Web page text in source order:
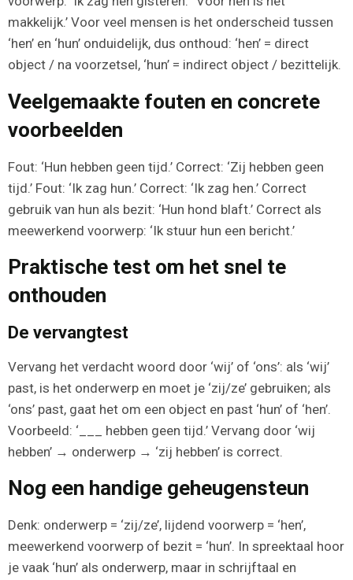
makkelijk.’ Voor veel mensen is het onderscheid tussen
‘hen’ en ‘hun’ onduidelijk, dus onthoud: ‘hen’ = direct
object / na voorzetsel, ‘hun’ = indirect object / bezittelijk.
Veelgemaakte fouten en concrete
voorbeelden
Fout: ‘Hun hebben geen tijd.’ Correct: ‘Zij hebben geen
tijd.’ Fout: ‘Ik zag hun.’ Correct: ‘Ik zag hen.’ Correct
gebruik van hun als bezit: ‘Hun hond blaft.’ Correct als
meewerkend voorwerp: ‘Ik stuur hun een bericht.’
Praktische test om het snel te
onthouden
De vervangtest
Vervang het verdacht woord door ‘wij’ of ‘ons’: als ‘wij’
past, is het onderwerp en moet je ‘zij/ze’ gebruiken; als
‘ons’ past, gaat het om een object en past ‘hun’ of ‘hen’.
Voorbeeld: ‘___ hebben geen tijd.’ Vervang door ‘wij
hebben’ → onderwerp → ‘zij hebben’ is correct.
Nog een handige geheugensteun
Denk: onderwerp = ‘zij/ze’, lijdend voorwerp = ‘hen’,
meewerkend voorwerp of bezit = ‘hun’. In spreektaal hoor
je vaak ‘hun’ als onderwerp, maar in schrijftaal en